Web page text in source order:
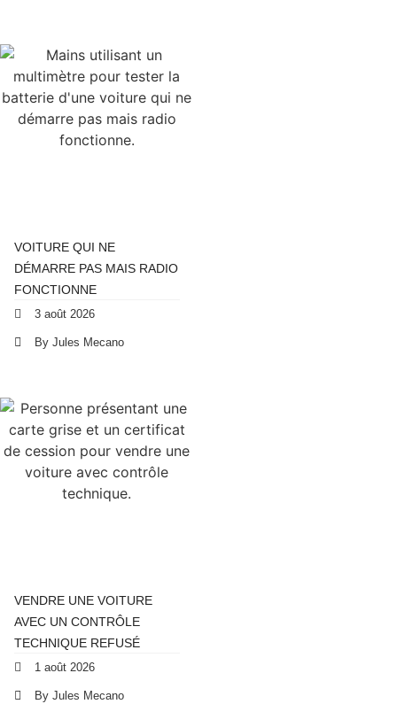
VOITURE QUI NE
DÉMARRE PAS MAIS RADIO
FONCTIONNE
3 août 2026
By Jules Mecano
VENDRE UNE VOITURE
AVEC UN CONTRÔLE
TECHNIQUE REFUSÉ
1 août 2026
By Jules Mecano